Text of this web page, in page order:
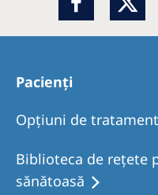
Netherlands
Poland
Romania
Russia
Serbia
Slovakia
Pacienți
Opţiuni de tratament
Biblioteca de rețete
sănătoasă